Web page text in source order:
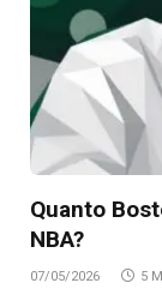
Quanto
NBA?
07/05/2026 5